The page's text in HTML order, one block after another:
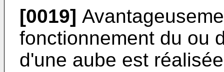
[0019]
fonctionnement du ou
d'une aube est